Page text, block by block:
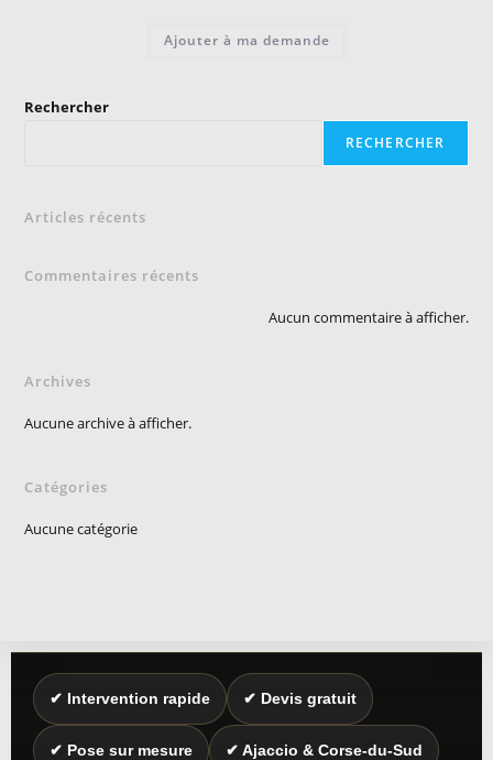
Ajouter à ma demande
Rechercher
RECHERCHER
Articles récents
Commentaires récents
Aucun commentaire à afficher.
Archives
Aucune archive à afficher.
Catégories
Aucune catégorie
✔ Intervention rapide ✔ Devis gratuit
✔ Pose sur mesure ✔ Ajaccio & Corse-du-Sud